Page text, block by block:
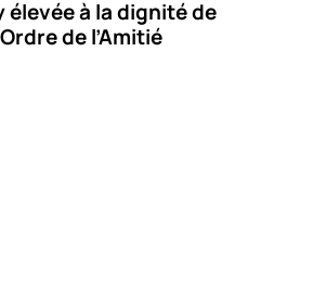
élevée à la dignité de
de l’Amitié